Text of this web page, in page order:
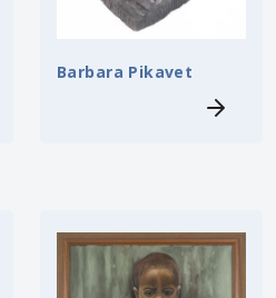
Barbara Pikavet